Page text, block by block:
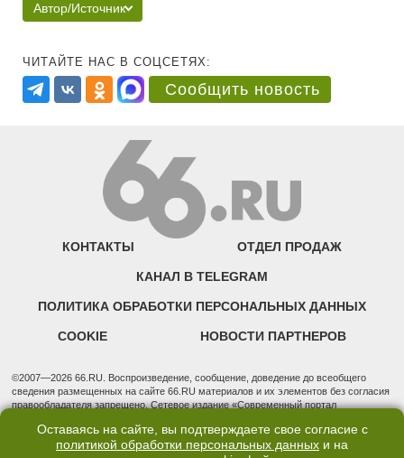
Автор/Источник
ЧИТАЙТЕ НАС В СОЦСЕТЯХ:
Сообщить новость
КОНТАКТЫ ОТДЕЛ ПРОДАЖ
КАНАЛ В TELEGRAM
ПОЛИТИКА ОБРАБОТКИ ПЕРСОНАЛЬНЫХ ДАННЫХ
COOKIE НОВОСТИ ПАРТНЕРОВ
©2007—2026 66.RU. Воспроизведение, сообщение, доведение до всеобщего
сведения размещенных на сайте 66.RU материалов и их элементов без согласия
правообладателя запрещено. Сетевое издание «Современный портал
надзору в сфере связи, информационных технологий и массовых коммуникаций
(Роскомнадзор). Регистрационный номер ЭЛ № ФС 77 - 76634 от 02.09.2019
Оставаясь на сайте, вы подтверждаете свое согласие с
политикой обработки персональных данных и на